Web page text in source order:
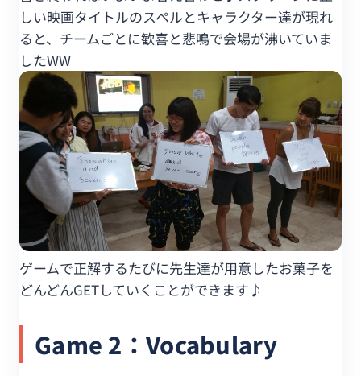
しい映画タイトルのスペルとキャラクター達が現れ
ると、チームごとに歓喜と悲鳴で会場が沸いていま
したWW
ゲームで正解するたびに先生達が用意したお菓子を
どんどんGETしていくことができます♪
Game 2：Vocabulary